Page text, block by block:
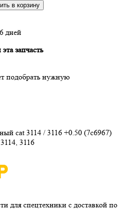
в корзину
дней
запчасть
подобрать нужную
cat 3114 / 3116 +0.50 (7c6967)
3116
для спецтехники с доставкой по